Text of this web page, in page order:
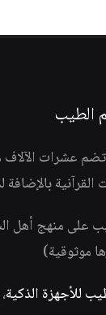
الطيب
عشرات الآلاف
القرآنية
على منهج أهل
موثوقية)
للأجهزة الذكية